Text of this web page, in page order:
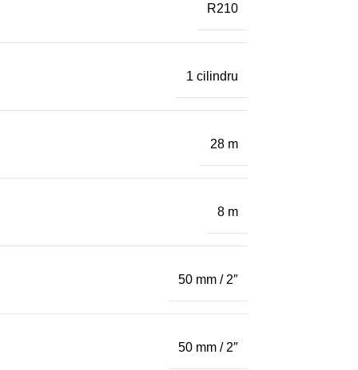
R210
1 cilindru
28 m
8 m
50 mm / 2″
50 mm / 2″